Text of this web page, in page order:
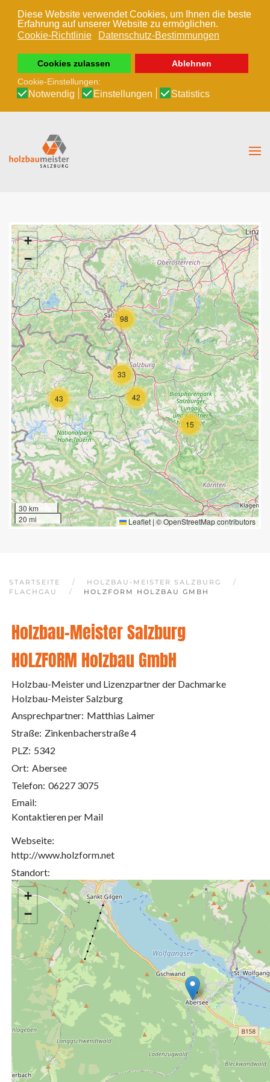
Diese Website verwendet Cookies, um Ihnen die beste
Erfahrung auf unserer Website zu ermöglichen.
Cookie-Richtlinie
Datenschutz-Bestimmungen
Cookies zulassen
Ablehnen
Cookie-Einstellungen:
Notwendig Einstellungen Statistics
Zum Hauptinhalt springen
15
33
42
43
98
+
−
30 km
20 mi
Leaflet | ©OpenStreetMapcontributors
STARTSEITE
HOLZBAU-MEISTER SALZBURG
FLACHGAU
HOLZFORM HOLZBAU GMBH
Holzbau-Meister Salzburg
HOLZFORM Holzbau GmbH
Holzbau-Meister und Lizenzpartner der Dachmarke
Holzbau-Meister Salzburg
Ansprechpartner: Matthias Laimer
Straße: Zinkenbacherstraße 4
PLZ: 5342
Ort: Abersee
Telefon: 06227 3075
Email:
Kontaktieren per Mail
Webseite:
http://www.holzform.net
Standort:
+
−